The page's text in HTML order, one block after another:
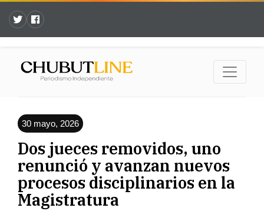
30 mayo, 2026
Dos jueces removidos, uno
renunció y avanzan nuevos
procesos disciplinarios en la
Magistratura